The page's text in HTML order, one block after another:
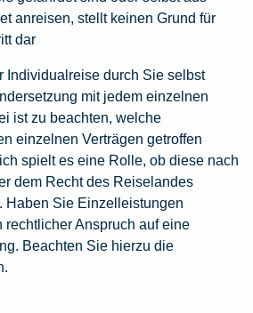
anreisen, stellt keinen Grund für
dar
Individualreise durch Sie selbst
mit jedem einzelnen
ist zu beachten, welche
einzelnen Verträgen getroffen
spielt es eine Rolle, ob diese nach
dem Recht des Reiselandes
Haben Sie Einzelleistungen
rechtlicher Anspruch auf eine
Beachten Sie hierzu die